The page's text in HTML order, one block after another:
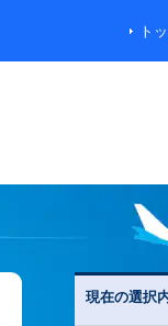
ト
現在の選択